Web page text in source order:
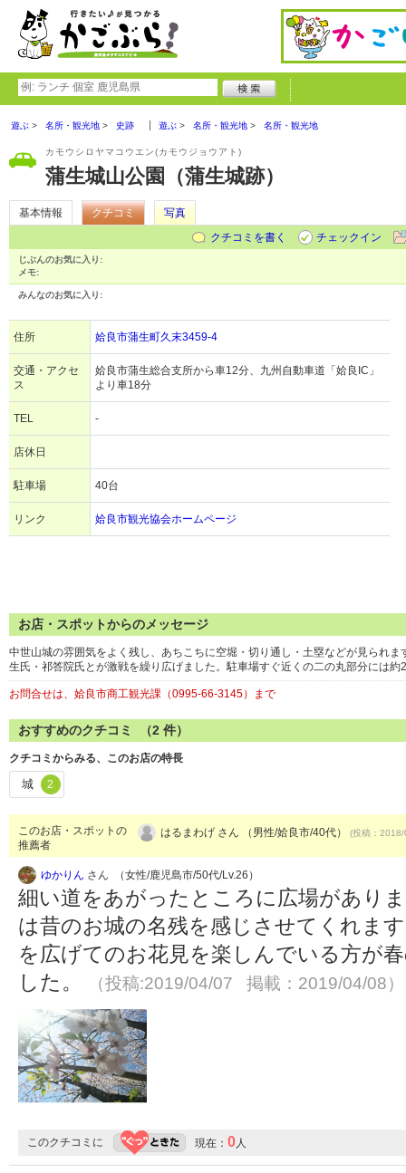
遊ぶ 名所・観光地 史跡 遊ぶ 名所・観光地 名所・観光地
カモウシロヤマコウエン(カモウジョウアト)
蒲生城山公園（蒲生城跡）
基本情報 クチコミ
写真
クチコミを書く
チェックイン
じぶんのお気に入り:
メモ:
みんなのお気に入り:
住所 姶良市蒲生町久末3459-4
交通・アクセ
ス
姶良市蒲生総合支所から車12分、九州自動車道「姶良IC」
より車18分
TEL -
店休日
駐車場 40台
リンク 姶良市観光協会ホームページ
お店・スポットからのメッセージ
中世山城の雰囲気をよく残し、あちこちに空堀・切り通し・土塁などが見られ
生氏・祁答院氏とが激戦を繰り広げました。駐車場すぐ近くの二の丸部分には
お問合せは、姶良市商工観光課（0995-66-3145）まで
おすすめのクチコミ （2 件）
クチコミからみる、このお店の特長
城 2
このお店・スポットの
推薦者
はるまわげ さん （男性/姶良市/40代） (投稿：
ゆかりん さん （女性/鹿児島市/50代/Lv.26）
細い道をあがったところに広場があり
は昔のお城の名残を感じさせてくれま
を広げてのお花見を楽しんでいる方が
した。
（投稿:2019/04/07 掲載：2019/04/08）
このクチコミに 現在： 0 人